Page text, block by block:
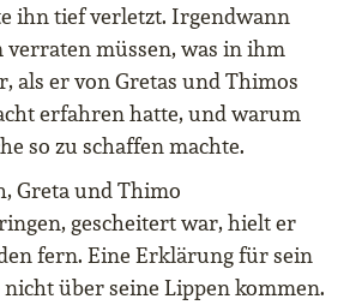
ihn tief verletzt. Irgendwann
müssen, was in ihm
als er von Gretas und Thimos
erfahren hatte, und warum
so zu schaffen machte.
Greta und Thimo
gescheitert war, hielt er
fern. Eine Erklärung für sein
über seine Lippen kommen.